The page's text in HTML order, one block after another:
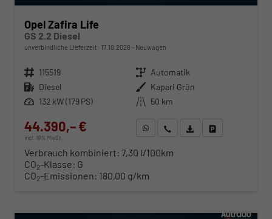
Opel Zafira Life
GS 2.2 Diesel
unverbindliche Lieferzeit: 17.10.2026 Neuwagen
Fahrzeugnr. 115519 Getriebe Automatik
Kraftstoff Diesel Außenfarbe Kapari Grün
Leistung 132 kW (179 PS) Kilometerstand 50 km
44.390,– €
incl. 19% MwSt.
WhatsApp anfragen
Wir rufen Sie anFahrzeugexposé (PDF)
Verbrauch kombiniert: 7,30 l/100km
CO2-Klasse: G
CO2-Emissionen: 180,00 g/km